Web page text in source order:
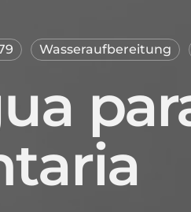
Wasseraufbereitung